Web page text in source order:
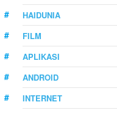
HAIDUNIA
FILM
APLIKASI
ANDROID
INTERNET